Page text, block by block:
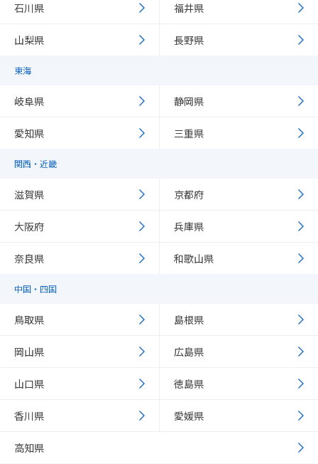
石川県 福井県
山梨県 長野県
東海
岐阜県 静岡県
愛知県 三重県
関西・近畿
滋賀県 京都府
大阪府 兵庫県
奈良県 和歌山県
中国・四国
鳥取県 島根県
岡山県 広島県
山口県 徳島県
香川県 愛媛県
高知県